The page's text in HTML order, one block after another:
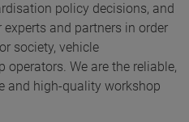
policy decisions, and
and partners in order
society, vehicle
We are the reliable,
and high-quality workshop